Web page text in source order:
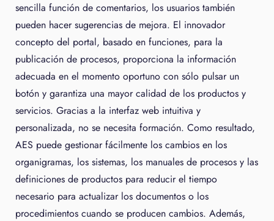
sencilla función de comentarios, los usuarios también
pueden hacer sugerencias de mejora. El innovador
concepto del portal, basado en funciones, para la
publicación de procesos, proporciona la información
adecuada en el momento oportuno con sólo pulsar un
botón y garantiza una mayor calidad de los productos y
servicios. Gracias a la interfaz web intuitiva y
personalizada, no se necesita formación. Como resultado,
AES puede gestionar fácilmente los cambios en los
organigramas, los sistemas, los manuales de procesos y las
definiciones de productos para reducir el tiempo
necesario para actualizar los documentos o los
procedimientos cuando se producen cambios. Además,